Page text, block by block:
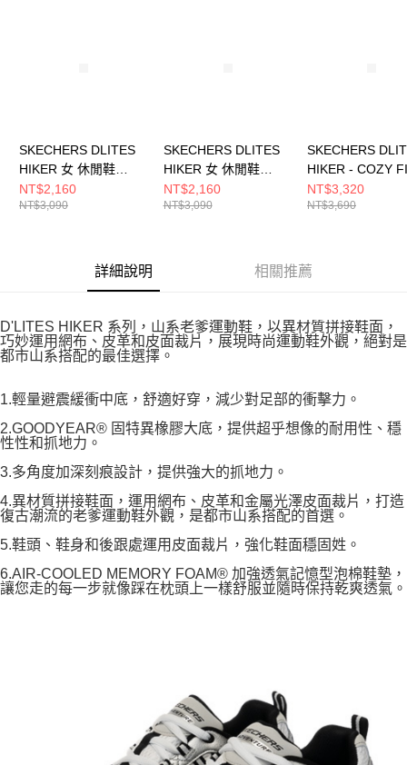
SKECHERS DLITES
HIKER 女 休閒鞋
180211BKSL
NT$2,160
NT$3,090
SKECHERS DLITES
HIKER 女 休閒鞋
180211CRW
NT$2,160
NT$3,090
SKECHERS
HIKER - COZY
休閒鞋
NT$3,320
NT$3,690
詳細說明 相關推薦
D'LITES HIKER 系列，山系老爹運動鞋，以異材質拼接鞋面，
巧妙運用網布、皮革和皮面裁片，展現時尚運動鞋外觀，絕對是
都市山系搭配的最佳選擇。
1.輕量避震緩衝中底，舒適好穿，減少對足部的衝擊力。
2.GOODYEAR® 固特異橡膠大底，提供超乎想像的耐用性、穩
性性和抓地力。
3.多角度加深刻痕設計，提供強大的抓地力。
4.異材質拼接鞋面，運用網布、皮革和金屬光澤皮面裁片，打造
復古潮流的老爹運動鞋外觀，是都市山系搭配的首選。
5.鞋頭、鞋身和後跟處運用皮面裁片，強化鞋面穩固姓。
6.AIR-COOLED MEMORY FOAM® 加強透氣記憶型泡棉鞋墊，
讓您走的每一步就像踩在枕頭上一樣舒服並隨時保持乾爽透氣。